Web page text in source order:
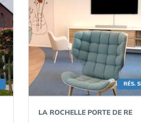
RÉS.
LA ROCHELLE PORTE DE RE